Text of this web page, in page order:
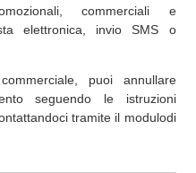
commerciali e
elettronica, invio SMS o
puoi annullare
seguendo le istruzioni
tramite il modulodi